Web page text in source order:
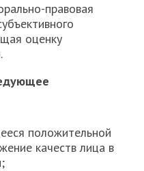
правовая
оценку
положительной
качеств лица в